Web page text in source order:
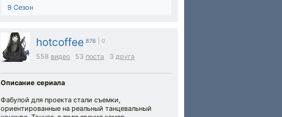
9 Сезон
hotcoffee 876 | 0
558 видео 53 поста 3 друга
Описание сериала
Фабулой для проекта стали съемки,
ориентированные на реальный танцевальный